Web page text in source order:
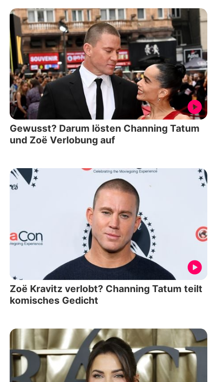
Gewusst? Darum lösten Channing Tatum
und Zoë Verlobung auf
Zoë Kravitz verlobt? Channing Tatum teilt
komisches Gedicht